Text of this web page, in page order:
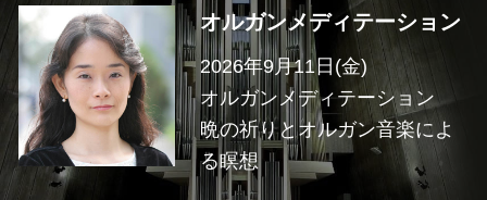
オルガンメディテーション
2026年9月11日(金)
オルガンメディテーション
晩の祈りとオルガン音楽によ
る瞑想